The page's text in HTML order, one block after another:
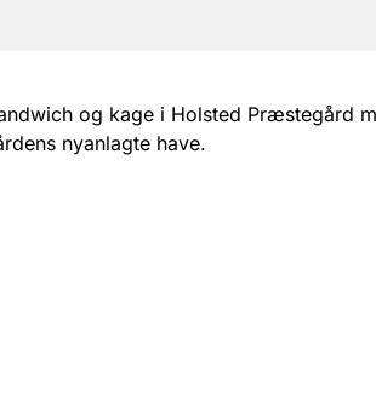
og kage i Holsted Præstegård
nyanlagte have.